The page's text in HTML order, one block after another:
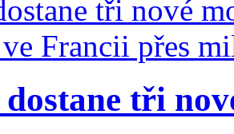
dostane tři